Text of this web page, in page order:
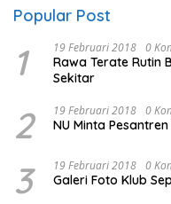
Popular Post
1 19 Februari 2018 0
Rawa Terate Rutin
Sekitar
2 19 Februari 2018 0
NU Minta
3 19 Februari 2018 0
Galeri Foto Klub